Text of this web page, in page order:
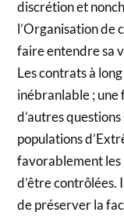
discrétion et
l’Organisation de
faire entendre sa
Les contrats à
inébranlable ; une
d’autres
populations
favorablement les
d’être contrôlées.
de préserver la